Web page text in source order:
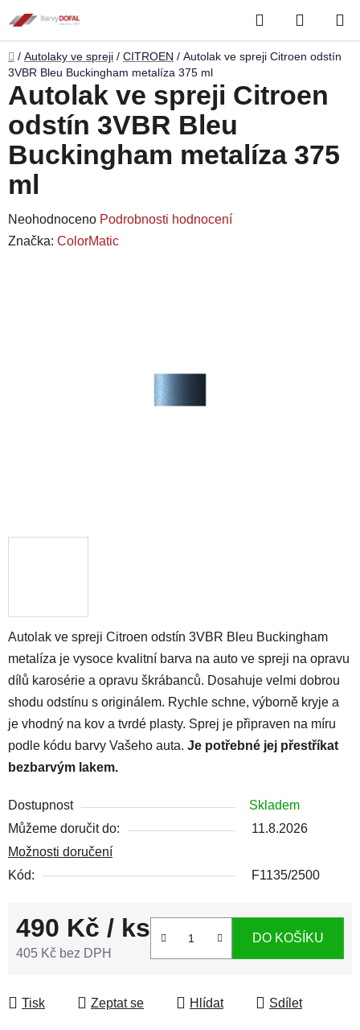
na
obsah
Hledat
KOŠÍK
Domů
/ Autolaky ve spreji / CITROEN / Autolak ve spreji Citroen odstín
3VBR Bleu Buckingham metalíza 375 ml
Autolak ve spreji Citroen odstín 3VBR Bleu Buckingham
metalíza je vysoce kvalitní barva na auto ve spreji na opravu
dílů karosérie a opravu škrábanců. Dosahuje velmi dobrou
shodu odstínu s originálem. Rychle schne, výborně kryje a
je vhodný na kov a tvrdé plasty. Sprej je připraven na míru
podle kódu barvy Vašeho auta. Je potřebné jej přestříkat
bezbarvým lakem.
Dostupnost
Skladem
Můžeme doručit do:
11.8.2026
Možnosti doručení
Kód:
F1135/2500
490 Kč / ks
405 Kč bez DPH
DO KOŠÍKU
Tisk Zeptat se Hlídat Sdílet
Autolak ve spreji Citroen
odstín 3VBR Bleu
Buckingham metalíza 375
ml
Průměrné
hodnocení
Neohodnoceno Podrobnosti hodnocení
Značka: ColorMatic